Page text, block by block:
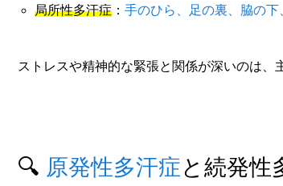
局所性多汗症： 手のひら、足の裏、脇の
ストレスや精神的な緊張と関係が深いのは、
🔍 原発性多汗症と続発性